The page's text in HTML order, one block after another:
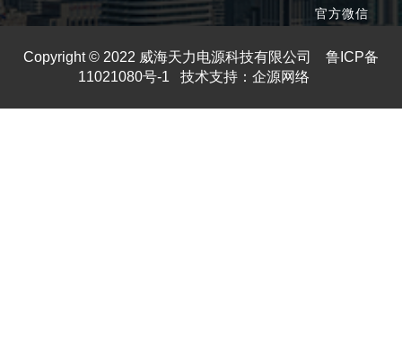
官方微信
Copyright © 2022 威海天力电源科技有限公司 鲁ICP备
11021080号-1 技术支持：企源网络